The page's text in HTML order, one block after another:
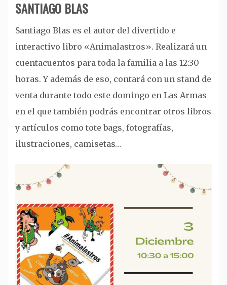
SANTIAGO BLAS
Santiago Blas es el autor del divertido e
interactivo libro «Animalastros». Realizará un
cuentacuentos para toda la familia a las 12:30
horas. Y además de eso, contará con un stand de
venta durante todo este domingo en Las Armas
en el que también podrás encontrar otros libros
y artículos como tote bags, fotografías,
ilustraciones, camisetas…